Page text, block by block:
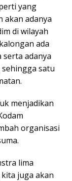
yang
akan adanya
di wilayah
ada
serta adanya
satu
menjadikan
organisasi
lima
juga akan